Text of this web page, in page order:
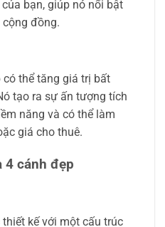
bạn, giúp nó nổi bật
đồng.
thể tăng giá trị bất
tạo ra sự ấn tượng tích
năng và có thể làm
giá cho thuê.
4 cánh đẹp
kế với một cấu trúc